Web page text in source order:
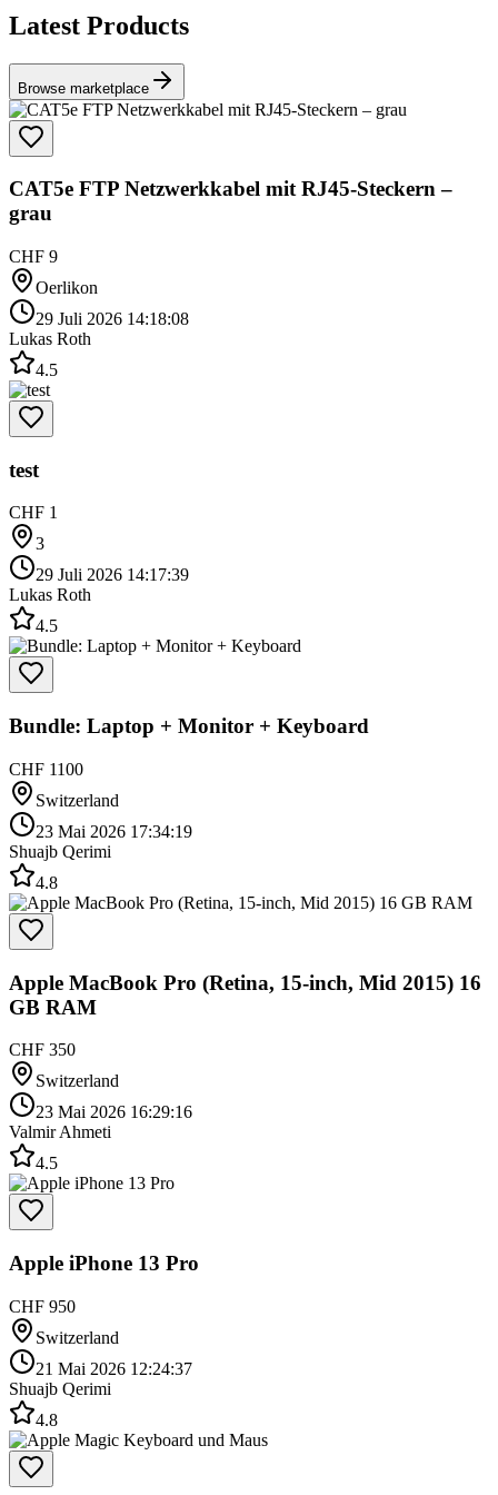
Latest Products
Browse marketplace
CAT5e FTP Netzwerkkabel mit RJ45-Steckern –
grau
CHF 9
Oerlikon
29 Juli 2026 14:18:08
Lukas Roth
4.5
test
CHF 1
3
29 Juli 2026 14:17:39
Lukas Roth
4.5
Bundle: Laptop + Monitor + Keyboard
CHF 1100
Switzerland
23 Mai 2026 17:34:19
Shuajb Qerimi
4.8
Apple MacBook Pro (Retina, 15-inch, Mid 2015) 16
GB RAM
CHF 350
Switzerland
23 Mai 2026 16:29:16
Valmir Ahmeti
4.5
Apple iPhone 13 Pro
CHF 950
Switzerland
21 Mai 2026 12:24:37
Shuajb Qerimi
4.8